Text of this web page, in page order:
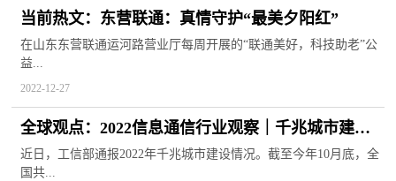
当前热文：东营联通：真情守护“最美夕阳红”
在山东东营联通运河路营业厅每周开展的“联通美好，科技助老”公
益...
2022-12-27
全球观点：2022信息通信行业观察｜千兆城市建设
全面提速 筑牢产业数字化转型根基
近日，工信部通报2022年千兆城市建设情况。截至今年10月底，全
国共...